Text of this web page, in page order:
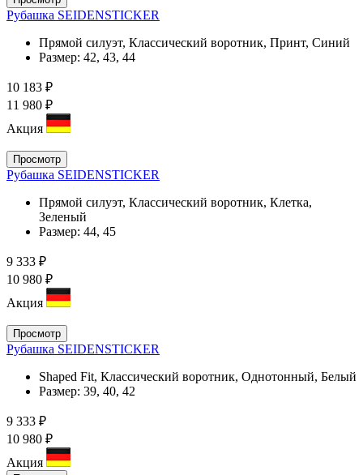
Рубашка SEIDENSTICKER
Прямой силуэт, Классический воротник, Принт, Синий
Размер: 42, 43, 44
10 183 ₽
11 980 ₽
Акция
Просмотр
Рубашка SEIDENSTICKER
Прямой силуэт, Классический воротник, Клетка,
Зеленый
Размер: 44, 45
9 333 ₽
10 980 ₽
Акция
Просмотр
Рубашка SEIDENSTICKER
Shaped Fit, Классический воротник, Однотонный, Белый
Размер: 39, 40, 42
9 333 ₽
10 980 ₽
Акция